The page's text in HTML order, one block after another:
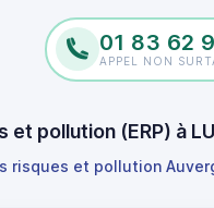
01 83 62
APPEL NON
pollution (ERP) à
risques et pollution